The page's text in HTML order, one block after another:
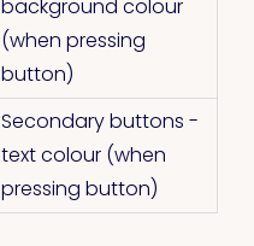
background colour
(when pressing
button)
Secondary buttons -
text colour (when
pressing button)